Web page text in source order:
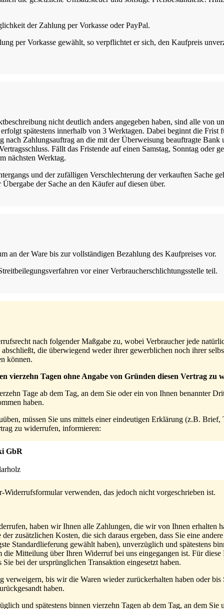
der Zahlung per Vorkasse oder PayPal.
per Vorkasse gewählt, so verpflichtet er sich, den Kaufpreis
nicht deutlich anders angegeben haben, sind alle von
spätestens innerhalb von 3 Werktagen. Dabei beginnt die Frist
nach Zahlungsauftrag an die mit der Überweisung beauftragte Bank
Fällt das Fristende auf einen Samstag, Sonntag oder
nächsten Werktag.
und der zufälligen Verschlechterung der verkauften Sache
der Sache an den Käufer auf diesen über.
an der Ware bis zur vollständigen Bezahlung des Kaufpreises vor.
vor einer Verbraucherschlichtungsstelle teil.
nach folgender Maßgabe zu, wobei Verbraucher jede
die überwiegend weder ihrer gewerblichen noch ihrer
können.
vierzehn Tagen ohne Angabe von Gründen diesen Vertrag zu
Tage ab dem Tag, an dem Sie oder ein von Ihnen benannter
haben.
müssen Sie uns mittels einer eindeutigen Erklärung (z.B.
zu widerrufen, informieren:
GbR
Widerrufsformular verwenden, das jedoch nicht vorgeschrieben ist.
haben wir Ihnen alle Zahlungen, die wir von Ihnen erhalten
zusätzlichen Kosten, die sich daraus ergeben, dass Sie eine
Standardlieferung gewählt haben), unverzüglich und spätestens
die Mitteilung über Ihren Widerruf bei uns eingegangen ist. Für
Sie bei der ursprünglichen Transaktion eingesetzt haben.
verweigern, bis wir die Waren wieder zurückerhalten haben oder bis
haben.
und spätestens binnen vierzehn Tagen ab dem Tag, an dem Sie